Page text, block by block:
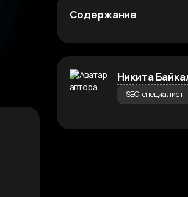
Содержание
Никита
SEO-специалист